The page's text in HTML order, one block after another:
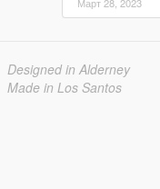
Designed in Alderney
Made in Los Santos